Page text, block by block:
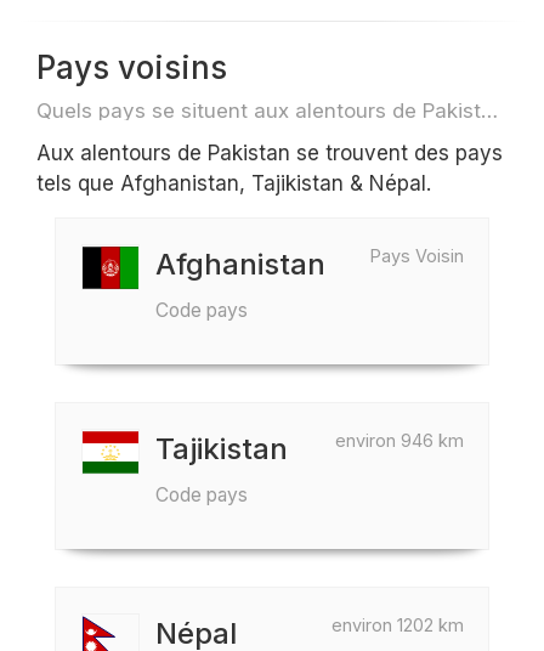
Pays voisins
Quels pays se situent aux alentours de Pakistan par exemple pour des voyage ou des vols
Aux alentours de Pakistan se trouvent des pays
tels que Afghanistan, Tajikistan & Népal.
Pays Voisin
Afghanistan
Code pays
environ 946 km
Tajikistan
Code pays
environ 1202 km
Népal